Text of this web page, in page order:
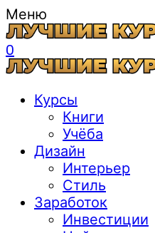
Меню
0
Курсы
Книги
Учёба
Дизайн
Интерьер
Стиль
Заработок
Инвестиции